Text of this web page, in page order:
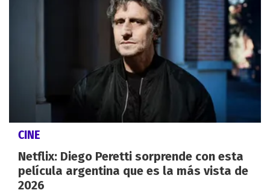
CINE
Netflix: Diego Peretti sorprende con esta
película argentina que es la más vista de
2026